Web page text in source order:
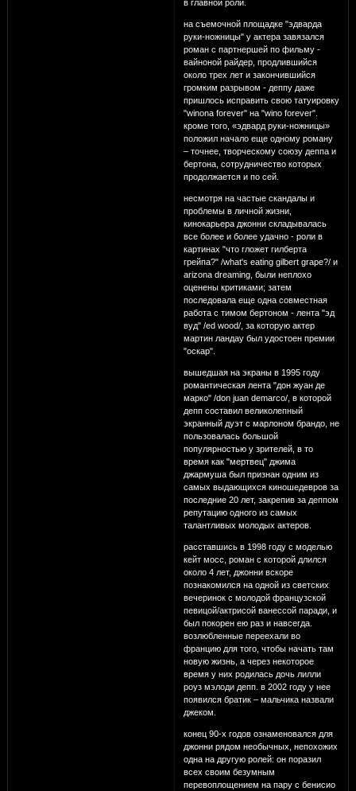
в главной роли.
на съемочной площадке "эдварда
руки-ножницы" у актера завязался
роман с партнершей по фильму -
вайноной райдер, продлившийся
около трех лет и закончившийся
громким разрывом - деппу даже
пришлось исправить свою татуировку
"winona forever" на "wino forever".
кроме того, «эдвард руки-ножницы»
положил начало еще одному роману
– точнее, творческому союзу деппа и
бертона, сотрудничество которых
продолжается и по сей.
несмотря на частые скандалы и
проблемы в личной жизни,
кинокарьера джонни складывалась
все более и более удачно - роли в
картинах "что гложет гилберта
грейпа?" /what's eating gilbert grape?/ и
arizona dreaming, были неплохо
оценены критиками; затем
последовала еще одна совместная
работа с тимом бертоном - лента "эд
вуд" /ed wood/, за которую актер
мартин ландау был удостоен премии
"оскар".
вышедшая на экраны в 1995 году
романтическая лента "дон жуан де
марко" /don juan demarco/, в которой
депп составил великолепный
экранный дуэт с марлоном брандо, не
пользовалась большой
популярностью у зрителей, в то
время как "мертвец" джима
джармуша был признан одним из
самых выдающихся киношедевров за
последние 20 лет, закрепив за деппом
репутацию одного из самых
талантливых молодых актеров.
расставшись в 1998 году с моделью
кейт мосс, роман с которой длился
около 4 лет, джонни вскоре
познакомился на одной из светских
вечеринок с молодой французской
певицой/актрисой ванессой паради, и
был покорен ею раз и навсегда.
возлюбленные переехали во
францию для того, чтобы начать там
новую жизнь, а через некоторое
время у них родилась дочь лилли
роуз мэлоди депп. в 2002 году у нее
появился братик – мальчика назвали
джеком.
конец 90-х годов ознаменовался для
джонни рядом необычных, непохожих
одна на другую ролей: он поразил
всех своим безумным
перевоплощением на пару с бенисио